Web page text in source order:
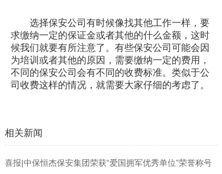
选择保安公司有时候像找其他工作一样，要
求缴纳一定的保证金或者其他的什么金额，这时
候我们就要有所注意了。有些保安公司可能会因
为培训或者其他的原因，需要缴纳一定的费用，
不同的保安公司会有不同的收费标准。类似于公
司收费这样的情况，就需要大家仔细的考虑了。
相关新闻
喜报|中保恒杰保安集团荣获“爱国拥军优秀单位”荣誉称号